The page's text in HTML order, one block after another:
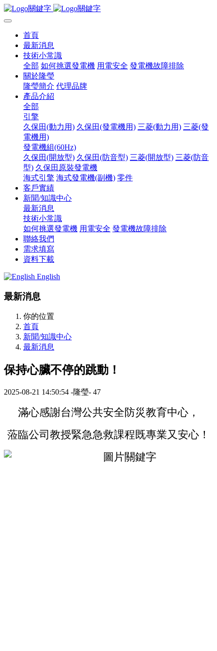
首頁
最新消息
技術小常識
全部 如何挑選發電機 用電安全 發電機故障排除
關於隆瑩
隆瑩簡介 代理品牌
產品介紹
全部
引擎
久保田(動力用) 久保田(發電機用) 三菱(動力用) 三菱(發
電機用)
發電機組(60Hz)
久保田(開放型) 久保田(防音型) 三菱(開放型) 三菱(防音
型) 久保田原裝發電機
海式引擎 海式發電機(副機) 零件
客戶實績
新聞/知識中心
最新消息
技術小常識
如何挑選發電機 用電安全 發電機故障排除
聯絡我們
需求填寫
資料下載
English
最新消息
你的位置
首頁
新聞/知識中心
最新消息
保持心臟不停的跳動！
2025-08-21 14:50:54 -隆瑩- 47
滿心感謝台灣公共安全防災教育中心，
蒞臨公司教授緊急急救課程既專業又安心！